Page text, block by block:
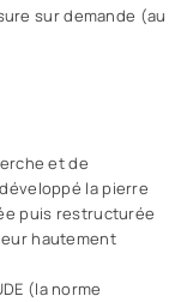
sur demande (au
et de
la pierre
puis restructurée
hautement
(la norme